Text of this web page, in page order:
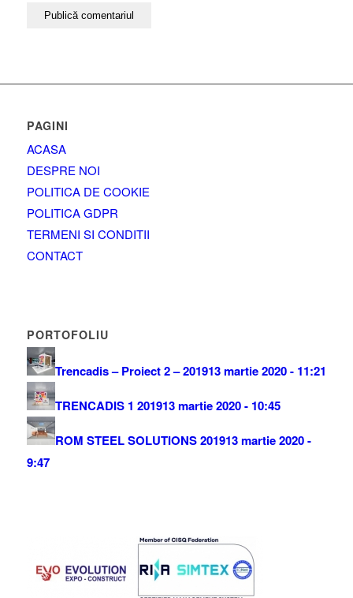
PAGINI
ACASA
DESPRE NOI
POLITICA DE COOKIE
POLITICA GDPR
TERMENI SI CONDITII
CONTACT
PORTOFOLIU
Trencadis – Proiect 2 – 201913 martie 2020 - 11:21
TRENCADIS 1 201913 martie 2020 - 10:45
ROM STEEL SOLUTIONS 201913 martie 2020 -
9:47